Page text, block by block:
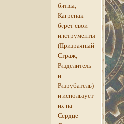
битвы,
Кагренак
берет свои
инструменты
(Призрачный
Страж,
Разделитель
и
Разрубатель)
и использует
их на
Сердце